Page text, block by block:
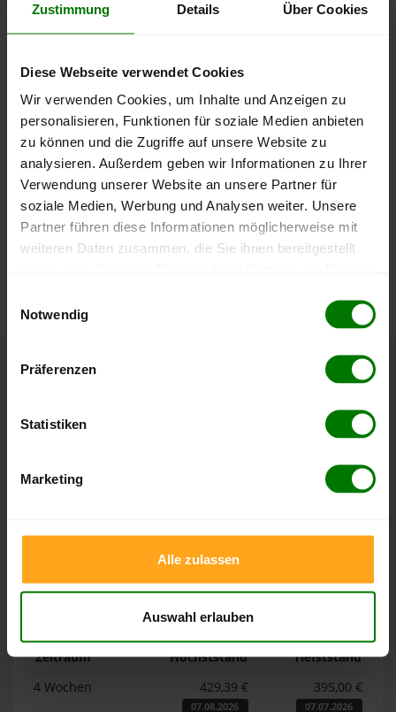
Zustimmung Details Über Cookies
Diese Webseite verwendet Cookies
Wir verwenden Cookies, um Inhalte und Anzeigen zu
personalisieren, Funktionen für soziale Medien anbieten
zu können und die Zugriffe auf unsere Website zu
analysieren. Außerdem geben wir Informationen zu Ihrer
Verwendung unserer Website an unsere Partner für
soziale Medien, Werbung und Analysen weiter. Unsere
Partner führen diese Informationen möglicherweise mit
weiteren Daten zusammen, die Sie ihnen bereitgestellt
Notwendig
Präferenzen
Statistiken
Marketing
Alle zulassen
Auswahl erlauben
lose Ware Sackware
2025
Januar
2026
2026
250 €
300 €
350 €
Die aktuelle Preisentwicklung für Holzpellets in Deutschland
Höchst- und Tiefststände der
Höchst- und Tiefststände der
Pelletspreise für lose Holzpellets und Holzpellets
wurde.
Lose Holzpellets
Zeitraum Höchststand
Tiefststand
4 Wochen
429,39 €
07.08.2026
395,00 €
07.07.2026